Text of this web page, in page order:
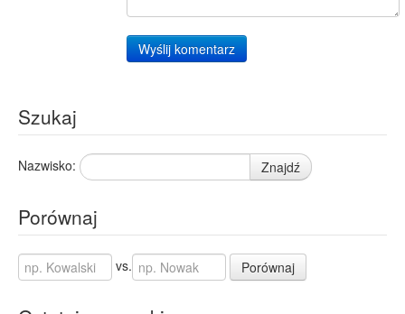
Wyślij komentarz
Szukaj
Nazwisko: Znajdź
Porównaj
vs. Porównaj